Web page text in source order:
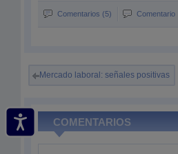
Comentarios (5) Comentario
Mercado laboral: señales positivas
COMENTARIOS